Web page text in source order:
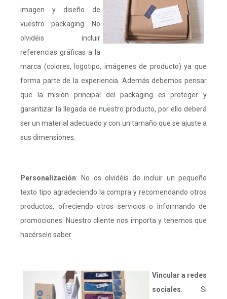
imagen y diseño de
vuestro packaging. No
olvidéis incluir
referencias gráficas a la
marca (colores, logotipo, imágenes de producto) ya que
forma parte de la experiencia. Además debemos pensar
que la misión principal del packaging es proteger y
garantizar la llegada de nuestro producto, por ello deberá
ser un material adecuado y con un tamaño que se ajuste a
sus dimensiones.
Personalización: No os olvidéis de incluir un pequeño
texto tipo agradeciendo la compra y recomendando otros
productos, ofreciendo otros servicios o informando de
promociones. Nuestro cliente nos importa y tenemos que
hacérselo saber.
Vincular a redes
sociales . Si